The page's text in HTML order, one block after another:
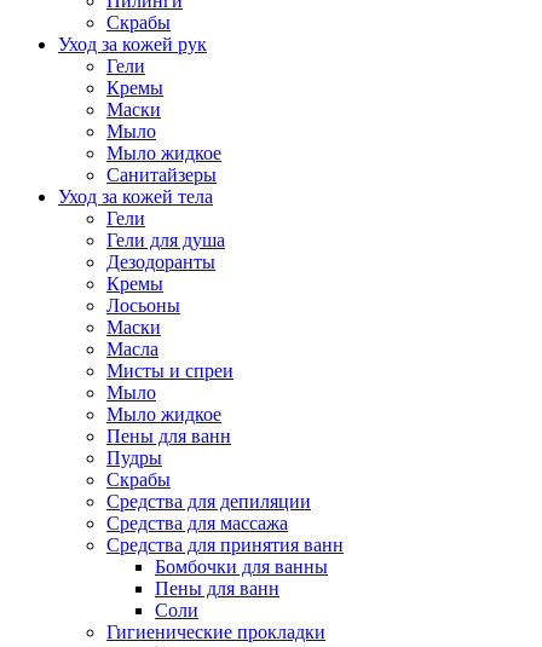
Скрабы
Уход за кожей рук
Гели
Кремы
Маски
Мыло
Мыло жидкое
Санитайзеры
Уход за кожей тела
Гели
Гели для душа
Дезодоранты
Кремы
Лосьоны
Маски
Масла
Мисты и спреи
Мыло
Мыло жидкое
Пены для ванн
Пудры
Скрабы
Средства для депиляции
Средства для массажа
Средства для принятия ванн
Бомбочки для ванны
Пены для ванн
Соли
Гигиенические прокладки